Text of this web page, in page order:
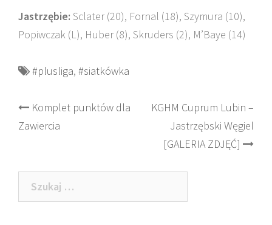
Jastrzębie: Sclater (20), Fornal (18), Szymura (10),
Popiwczak (L), Huber (8), Skruders (2), M’Baye (14)
#plusliga, #siatkówka
Post
navigation
Komplet punktów dla
Zawiercia
KGHM Cuprum Lubin –
Jastrzębski Węgiel
[GALERIA ZDJĘĆ]
Szukaj: